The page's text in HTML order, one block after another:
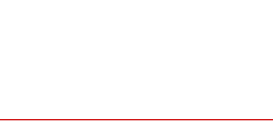
コンスタントに自分で確かめないと！」そう陳料理長は